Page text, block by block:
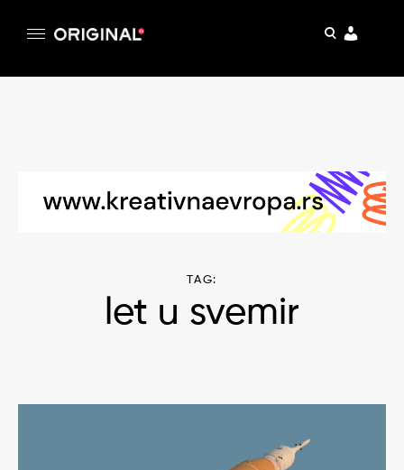
pretraga
TAG:
let u svemir